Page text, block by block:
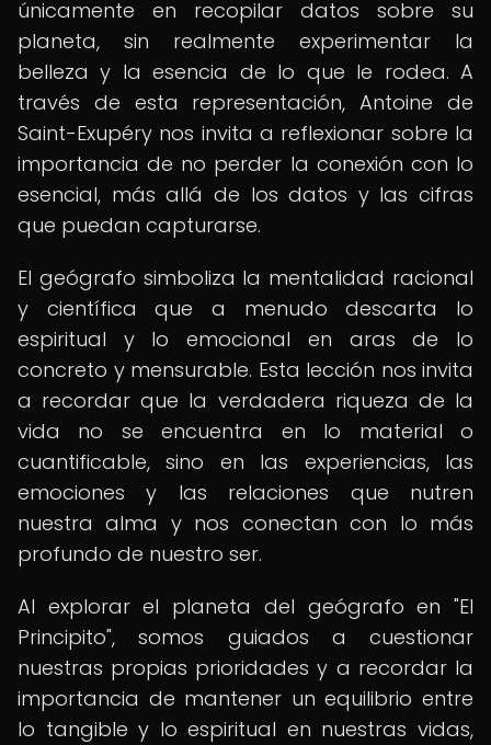
únicamente en recopilar datos sobre su
planeta, sin realmente experimentar la
belleza y la esencia de lo que le rodea. A
través de esta representación, Antoine de
Saint-Exupéry nos invita a reflexionar sobre la
importancia de no perder la conexión con lo
esencial, más allá de los datos y las cifras
que puedan capturarse.
El geógrafo simboliza la mentalidad racional
y científica que a menudo descarta lo
espiritual y lo emocional en aras de lo
concreto y mensurable. Esta lección nos invita
a recordar que la verdadera riqueza de la
vida no se encuentra en lo material o
cuantificable, sino en las experiencias, las
emociones y las relaciones que nutren
nuestra alma y nos conectan con lo más
profundo de nuestro ser.
Al explorar el planeta del geógrafo en "El
Principito", somos guiados a cuestionar
nuestras propias prioridades y a recordar la
importancia de mantener un equilibrio entre
lo tangible y lo espiritual en nuestras vidas,